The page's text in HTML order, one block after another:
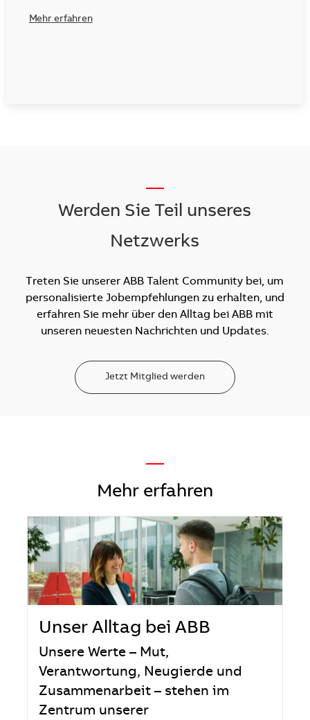
Mehr erfahren
Werden Sie Teil unseres
Netzwerks
Treten Sie unserer ABB Talent Community bei, um
personalisierte Jobempfehlungen zu erhalten, und
erfahren Sie mehr über den Alltag bei ABB mit
unseren neuesten Nachrichten und Updates.
Jetzt Mitglied werden
—
Mehr erfahren
Unser Alltag bei ABB
Unsere Werte – Mut,
Verantwortung, Neugierde und
Zusammenarbeit – stehen im
Zentrum unserer